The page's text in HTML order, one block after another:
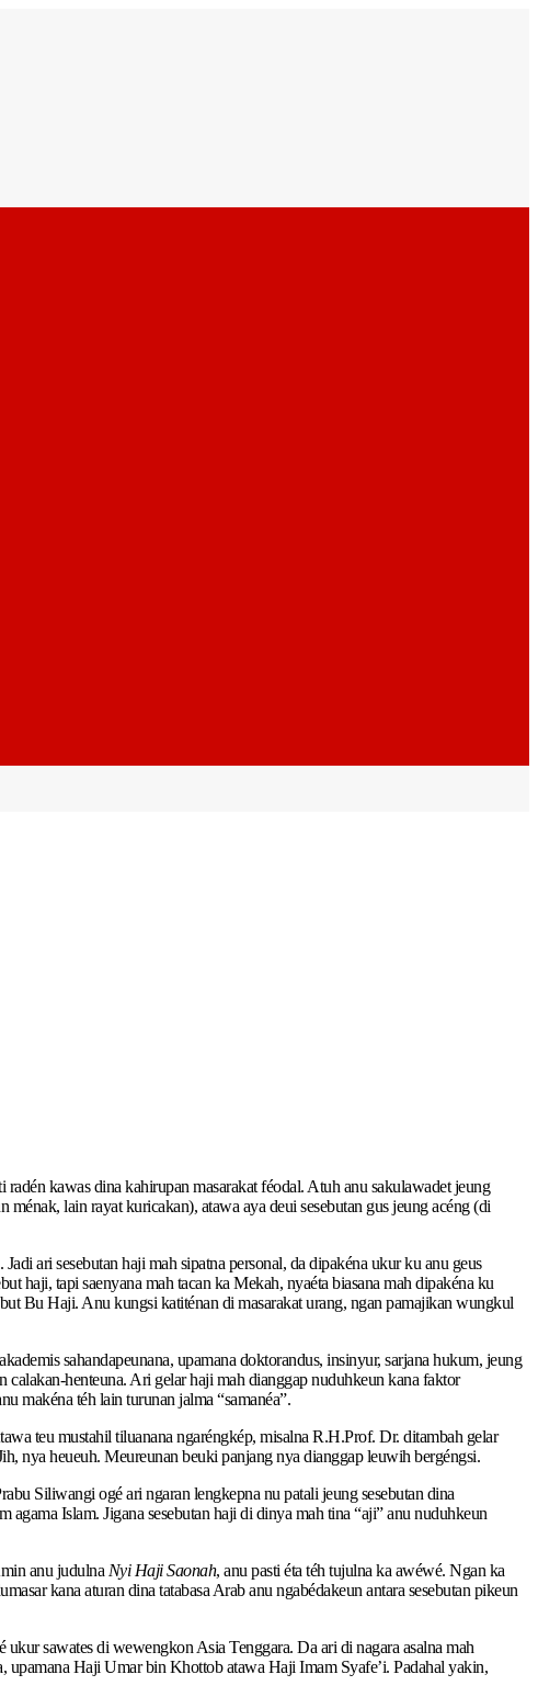
kawas dina kahirupan masarakat féodal. Atuh anu sakulawadet jeung
lain rayat kuricakan), atawa aya deui sesebutan gus jeung acéng (di
ari sesebutan haji mah sipatna personal, da dipakéna ukur ku anu geus
haji, tapi saenyana mah tacan ka Mekah, nyaéta biasana mah dipakéna ku
Bu Haji. Anu kungsi katiténan di masarakat urang, ngan pamajikan wungkul
sahandapeunana, upamana doktorandus, insinyur, sarjana hukum, jeung
calakan-henteuna. Ari gelar haji mah dianggap nuduhkeun kana faktor
makéna téh lain turunan jalma “samanéa”.
teu mustahil tiluanana ngaréngkép, misalna R.H.Prof. Dr. ditambah gelar
nya heueuh. Meureunan beuki panjang nya dianggap leuwih bergéngsi.
Siliwangi ogé ari ngaran lengkepna nu patali jeung sesebutan dina
Islam. Jigana sesebutan haji di dinya mah tina “aji” anu nuduhkeun
anu judulna Nyi Haji Saonah, anu pasti éta téh tujulna ka awéwé. Ngan ka
kana aturan dina tatabasa Arab anu ngabédakeun antara sesebutan pikeun
sawates di wewengkon Asia Tenggara. Da ari di nagara asalna mah
upamana Haji Umar bin Khottob atawa Haji Imam Syafe’i. Padahal yakin,